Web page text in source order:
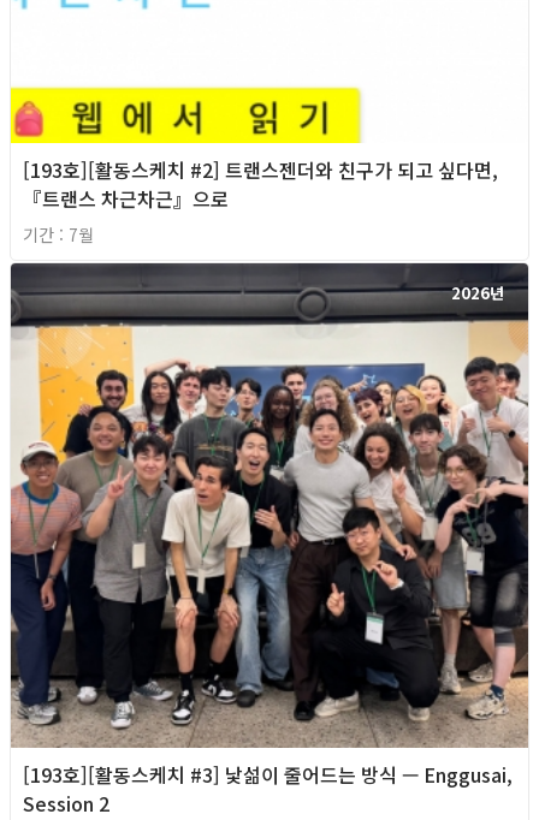
[193호][활동스케치 #2] 트랜스젠더와 친구가 되고 싶다면,
『트랜스 차근차근』으로
기간 : 7월
2026년
[193호][활동스케치 #3] 낯섦이 줄어드는 방식 — Enggusai,
Session 2